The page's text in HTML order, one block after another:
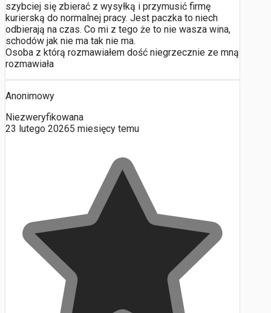
szybciej się zbierać z wysyłką i przymusić firmę
kurierską do normalnej pracy. Jest paczka to niech
odbierają na czas. Co mi z tego że to nie wasza wina,
schodów jak nie ma tak nie ma.
Osoba z którą rozmawiałem dość niegrzecznie ze mną
rozmawiała
Anonimowy
Niezweryfikowana
23 lutego 20265 miesięcy temu